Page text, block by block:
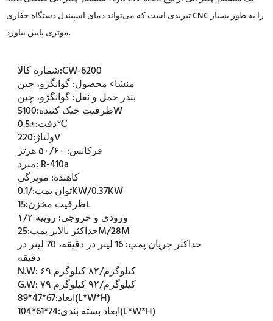
تبریدی است که می‌تواند دمای اسپیندل دستگاه حفاری CNC را به طور بسیار
موثری پایین بیاورد.
شماره کالا:CW-6200
منشاء محصول:گوانگژو، چین
بندر حمل و نقل:گوانگژو، چین
ظرفیت خنک کننده:5100W
دقت:±0.5℃
ولتاژ:220V
فرکانس: ۵۰/۶۰ هرتز
مبرد: R-410a
کاهنده: مویرگی
توان پمپ:/0.1KW/0.37KW
ظرفیت مخزن:15L
ورودی و خروجی: روپیه ۱/۲
حداکثر بالابر پمپ:25M/28M
حداکثر جریان پمپ:
16 لیتر در دقیقه، 70 لیتر در
دقیقه
N.W:
۶۹ کیلوگرم/۸۲ کیلوگرم
G.W:
۷۹ کیلوگرم/۹۲ کیلوگرم
ابعاد:67*47*89(L*W*H)
ابعاد بسته بندی:74*61*104(L*W*H)